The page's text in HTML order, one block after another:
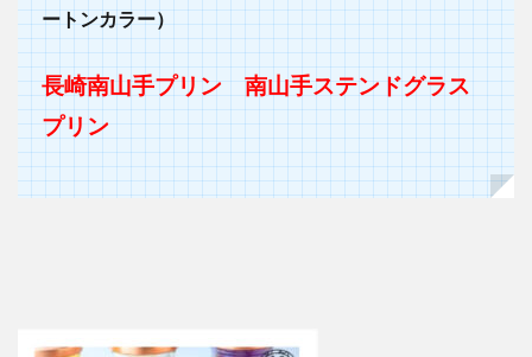
ートンカラー）
長崎南山手プリン 南山手ステンドグラス
プリン